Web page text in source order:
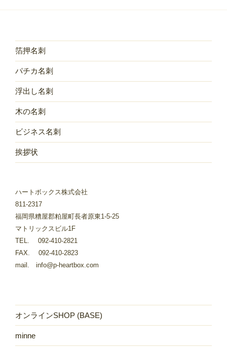
箔押名刺
パチカ名刺
浮出し名刺
木の名刺
ビジネス名刺
挨拶状
ハートボックス株式会社
811-2317
福岡県糟屋郡粕屋町長者原東1-5-25
マトリックスビル1F
TEL. 092-410-2821
FAX. 092-410-2823
mail. info@p-heartbox.com
オンラインSHOP (BASE)
minne